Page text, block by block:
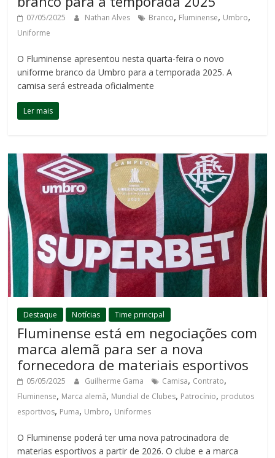
07/05/2025 Nathan Alves Branco, Fluminense, Umbro,
Uniforme
O Fluminense apresentou nesta quarta-feira o novo
uniforme branco da Umbro para a temporada 2025. A
camisa será estreada oficialmente
Ler mais
Destaque Notícias Time principal
Fluminense está em negociações com
marca alemã para ser a nova
fornecedora de materiais esportivos
05/05/2025 Guilherme Gama Camisa, Contrato,
Fluminense, Marca alemã, Mundial de Clubes, Patrocínio, produtos
esportivos, Puma, Umbro, Uniformes
O Fluminense poderá ter uma nova patrocinadora de
materias esportivos a partir de 2026. O clube e a marca